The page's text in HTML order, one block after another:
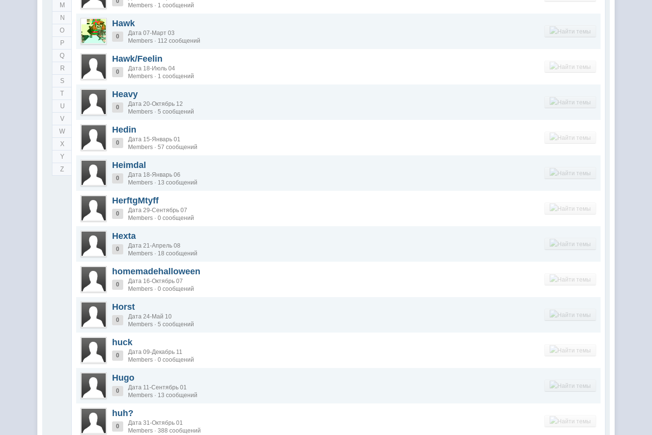
M
N
O
P
Q
R
S
T
U
V
W
X
Y
Z
Members · 1 сообщений
Hawk
0
Дата 07-Март 03
Members · 112 сообщений
Hawk/Feelin
0
Дата 18-Июль 04
Members · 1 сообщений
Heavy
0
Дата 20-Октябрь 12
Members · 5 сообщений
Hedin
0
Дата 15-Январь 01
Members · 57 сообщений
Heimdal
0
Дата 18-Январь 06
Members · 13 сообщений
HerftgMtyff
0
Дата 29-Сентябрь 07
Members · 0 сообщений
Hexta
0
Дата 21-Апрель 08
Members · 18 сообщений
homemadehalloween
0
Дата 16-Октябрь 07
Members · 0 сообщений
Horst
0
Дата 24-Май 10
Members · 5 сообщений
huck
0
Дата 09-Декабрь 11
Members · 0 сообщений
Hugo
0
Дата 11-Сентябрь 01
Members · 13 сообщений
huh?
0
Дата 31-Октябрь 01
Members · 388 сообщений